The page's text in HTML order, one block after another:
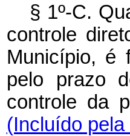
§ 1º-C.
controle
Município, é
pelo prazo
controle da
(Incluído pela